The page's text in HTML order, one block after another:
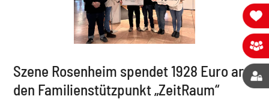
Szene Rosenheim spendet 1928 Euro an
den Familienstützpunkt „ZeitRaum“